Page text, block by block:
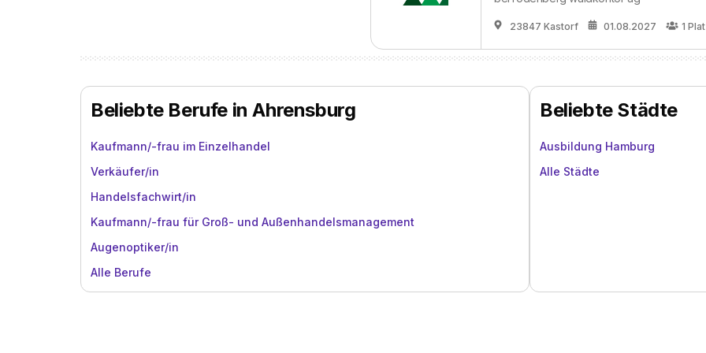
23847 Kastorf 01.08.2027 1
Beliebte Berufe in Ahrensburg
Kaufmann/-frau im Einzelhandel
Verkäufer/in
Handelsfachwirt/in
Kaufmann/-frau für Groß- und Außenhandelsmanagement
Augenoptiker/in
Alle Berufe
Beliebte Städte
Ausbildung Hamburg
Alle Städte